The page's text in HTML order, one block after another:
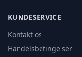
KUNDESERVICE
Kontakt os
Handelsbetingelser